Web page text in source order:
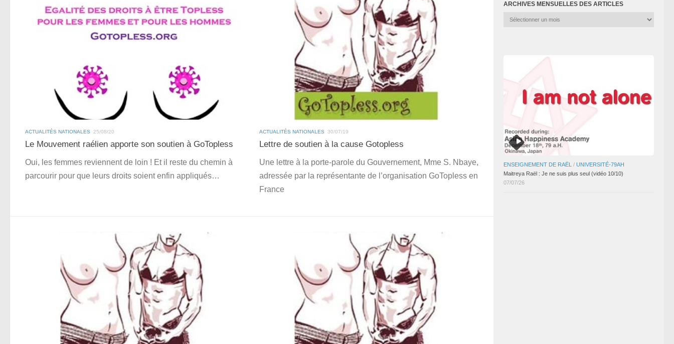
ACTUALITÉS NATIONALES 25/08/20
Le Mouvement raélien apporte son soutien à GoTopless
Oui, les femmes reviennent de loin ! Et il reste du chemin à
parcourir pour que leurs droits soient enfin appliqués…
ACTUALITÉS NATIONALES 30/07/19
Lettre de soutien à la cause Gotopless
Une lettre à la porte-parole du Gouvernement, Mme S. Nbaye,
adressée par la représentante de l’organisation GoTopless en
France
ARCHIVES MENSUELLES DES ARTICLES
Archives
ENSEIGNEMENT DE RAËL / UNIVERSITÉ-79AH
Maitreya Raël : Je ne suis plus seul (vidéo 10/10)
07/07/26